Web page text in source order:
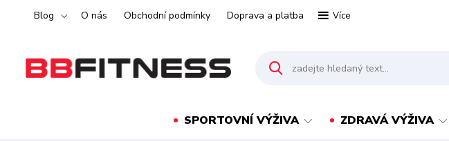
Blog O nás Obchodní podmínky Doprava a platba Více
SPORTOVNÍ VÝŽIVA ZDRAVÁ VÝŽIVA